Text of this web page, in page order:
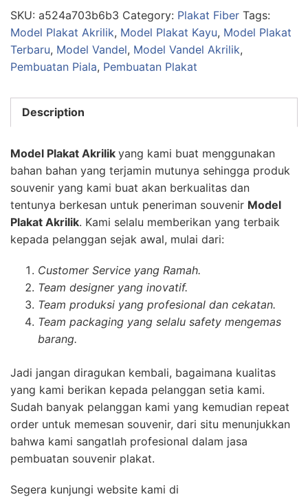
SKU: a524a703b6b3 Category: Plakat Fiber Tags:
Model Plakat Akrilik, Model Plakat Kayu, Model Plakat
Terbaru, Model Vandel, Model Vandel Akrilik,
Pembuatan Piala, Pembuatan Plakat
Description
Model Plakat Akrilik yang kami buat menggunakan
bahan bahan yang terjamin mutunya sehingga produk
souvenir yang kami buat akan berkualitas dan
tentunya berkesan untuk peneriman souvenir Model
Plakat Akrilik. Kami selalu memberikan yang terbaik
kepada pelanggan sejak awal, mulai dari:
Customer Service yang Ramah.
Team designer yang inovatif.
Team produksi yang profesional dan cekatan.
Team packaging yang selalu safety mengemas
barang.
Jadi jangan diragukan kembali, bagaimana kualitas
yang kami berikan kepada pelanggan setia kami.
Sudah banyak pelanggan kami yang kemudian repeat
order untuk memesan souvenir, dari situ menunjukkan
bahwa kami sangatlah profesional dalam jasa
pembuatan souvenir plakat.
Segera kunjungi website kami di